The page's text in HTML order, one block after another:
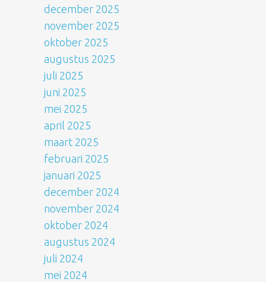
december 2025
november 2025
oktober 2025
augustus 2025
juli 2025
juni 2025
mei 2025
april 2025
maart 2025
februari 2025
januari 2025
december 2024
november 2024
oktober 2024
augustus 2024
juli 2024
mei 2024